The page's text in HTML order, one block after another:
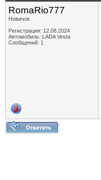
RomaRio777
Новичок
Регистрация: 12.08.2024
Автомобиль: LADA Vesta
Сообщений: 1